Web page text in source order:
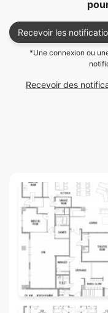
Recevoir les
*Une connexion ou
Recevoir des